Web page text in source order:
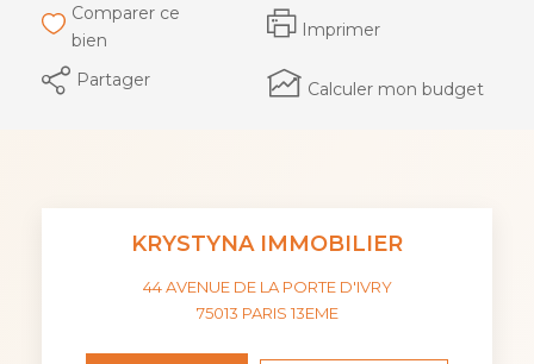
Comparer ce
bien
Imprimer
Partager Calculer mon budget
KRYSTYNA IMMOBILIER
44 AVENUE DE LA PORTE D'IVRY
75013 PARIS 13EME